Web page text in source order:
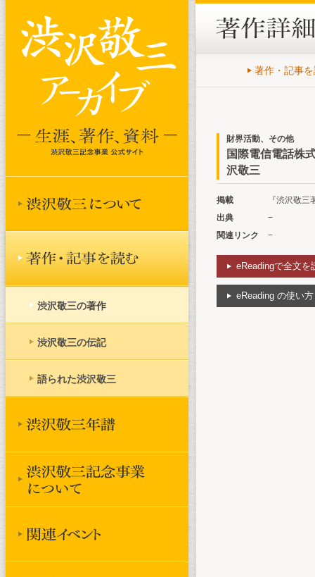
著作・記事
財界活動、その他
国際電信電話株
沢敬三
掲載
『渋沢敬
出典
−
関連リンク
−
eReadingで全文を
eReading の使い方
渋沢敬三の著作
渋沢敬三の伝記
語られた渋沢敬三